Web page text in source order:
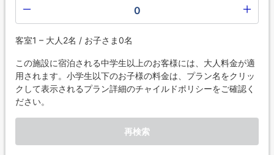
0
客室1 – 大人2名 / お子さま0名
この施設に宿泊される中学生以上のお客様には、大人料金が適
用されます。小学生以下のお子様の料金は、プラン名をクリッ
クして表示されるプラン詳細のチャイルドポリシーをご確認く
ださい。
再検索